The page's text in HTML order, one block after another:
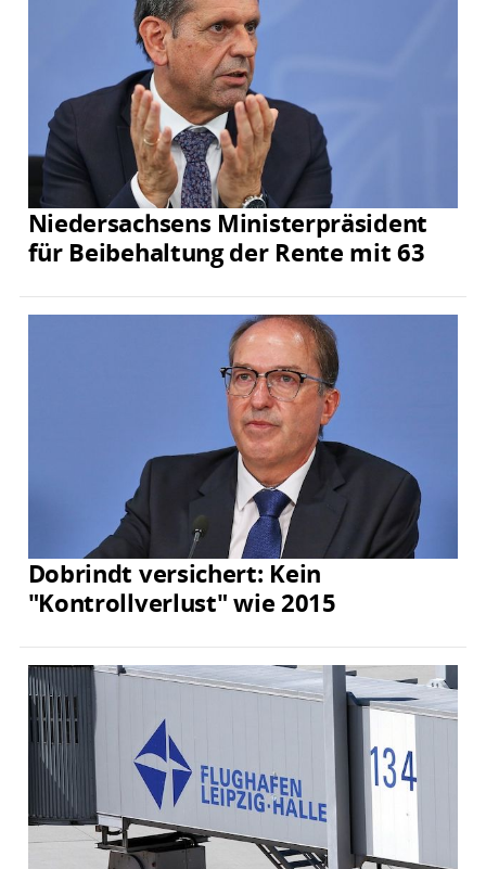
Niedersachsens Ministerpräsident
für Beibehaltung der Rente mit 63
Dobrindt versichert: Kein
"Kontrollverlust" wie 2015